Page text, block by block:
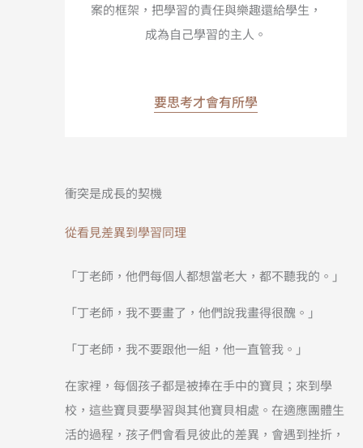
案的框架，把學習的責任與樂趣還給學生，
成為自己學習的主人。
要思考才會有所學​
衝突是成長的契機
從看見差異到學習同理
「丁老師，他們每個人都想當老大，都不聽我的。」
「丁老師，我不要畫了，他們說我畫得很醜。」
「丁老師，我不要跟他一組，他一直管我。」
在家裡，每個孩子都是被捧在手中的寶貝；來到學
校，這些寶貝要學習與其他寶貝相處。在適應團體生
活的過程，孩子們會看見彼此的差異，會遇到挫折，